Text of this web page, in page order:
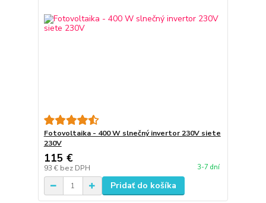
Fotovoltaika - 400 W slnečný invertor 230V siete
230V
115 €
93 € bez DPH 3-7 dní
Pridať do košíka